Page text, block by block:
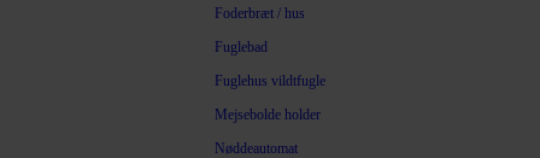
Foderbræt / hus
Fuglebad
Fuglehus vildtfugle
Mejsebolde holder
Nøddeautomat